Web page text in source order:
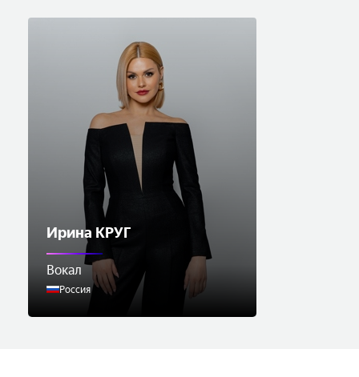
Ирина КРУГ
Вокал
Россия